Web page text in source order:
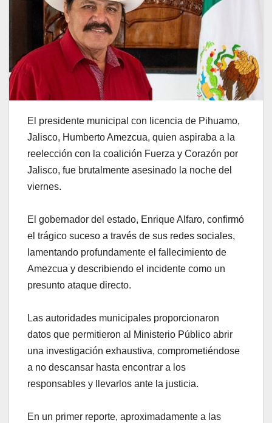
El presidente municipal con licencia de Pihuamo,
Jalisco, Humberto Amezcua, quien aspiraba a la
reelección con la coalición Fuerza y Corazón por
Jalisco, fue brutalmente asesinado la noche del
viernes.
El gobernador del estado, Enrique Alfaro, confirmó
el trágico suceso a través de sus redes sociales,
lamentando profundamente el fallecimiento de
Amezcua y describiendo el incidente como un
presunto ataque directo.
Las autoridades municipales proporcionaron
datos que permitieron al Ministerio Público abrir
una investigación exhaustiva, comprometiéndose
a no descansar hasta encontrar a los
responsables y llevarlos ante la justicia.
En un primer reporte, aproximadamente a las